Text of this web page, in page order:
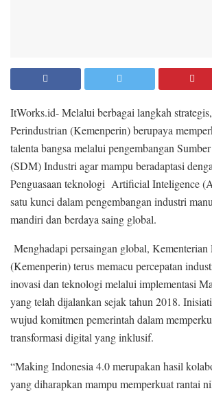
ItWorks.id- Melalui berbagai langkah
Perindustrian (Kemenperin) berupaya
talenta bangsa melalui pengembangan
(SDM) Industri agar mampu beradaptasi
Penguasaan teknologi Artificial Inteligence
satu kunci dalam pengembangan industri
mandiri dan berdaya saing global.
Menghadapi persaingan global, Kementerian
(Kemenperin) terus memacu percepatan
inovasi dan teknologi melalui implementasi
yang telah dijalankan sejak tahun 2018.
wujud komitmen pemerintah dalam
transformasi digital yang inklusif.
“Making Indonesia 4.0 merupakan hasil
yang diharapkan mampu memperkuat rantai